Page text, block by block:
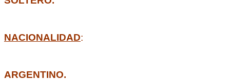
NACIONALIDAD:
ARGENTINO.